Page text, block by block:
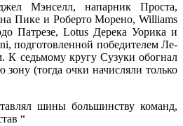
Мэнселл, напарник Проста,
Пике и Роберто Морено, Williams
Патрезе, Lotus Дерека Уорика и
подготовленной победителем Ле-
К седьмому кругу Сузуки обогнал
(тогда очки начисляли только
шины большинству команд,
“